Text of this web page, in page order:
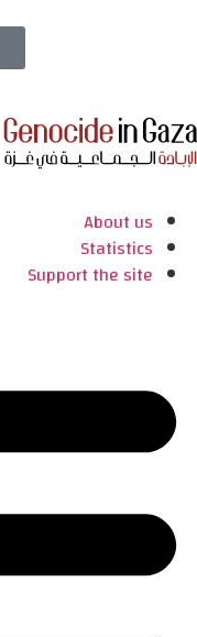
About us
Statistics
Support the site